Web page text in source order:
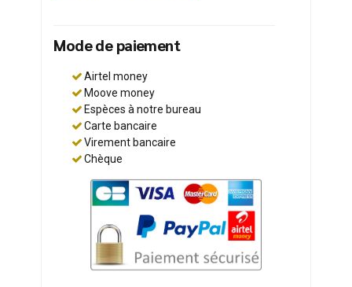
Mode de paiement
Airtel money
Moove money
Espèces à notre bureau
Carte bancaire
Virement bancaire
Chèque